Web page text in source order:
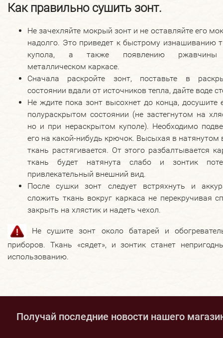
Как правильно сушить зонт.
Не зачехляйте мокрый зонт и не оставляйте его
надолго. Это приведет к быстрому изнашиванию
купола, а также появлению
металлическом каркасе.
Сначала раскройте зонт, поставьте в
состоянии вдали от источников тепла, дайте воде
Не ждите пока зонт высохнет до конца, досушите
полураскрытом состоянии (не застегнутом на
но и при нераскрытом куполе). Необходимо
его на какой-нибудь крючок. Высыхая в натянутом
ткань растягивается. От этого разбалтывается
ткань будет натянута слабо и зонтик
привлекательный внешний вид.
После сушки зонт следует встряхнуть и
сложить ткань вокруг каркаса не перекручивая
закрыть на хлястик и надеть чехол.
Не сушите зонт около батарей и
приборов. Ткань «сядет», и зонтик станет
использованию.
Получай последние новости нашего